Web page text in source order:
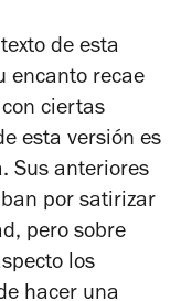
de esta
encanto recae
ciertas
esta versión es
Sus anteriores
por satirizar
pero sobre
los
hacer una